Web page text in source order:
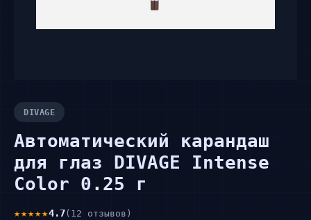
DIVAGE
Автоматический карандаш
для глаз DIVAGE Intense
Color 0.25 г
★★★★★4.7(12 отзывов)